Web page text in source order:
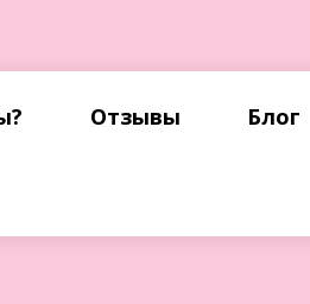
Отзывы Блог